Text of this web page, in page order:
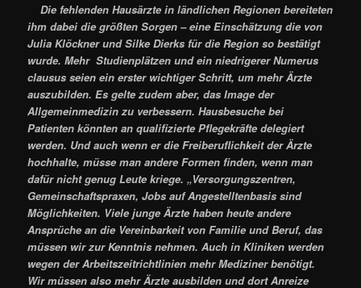
Die fehlenden Hausärzte in ländlichen Regionen bereiteten
ihm dabei die größten Sorgen – eine Einschätzung die von
Julia Klöckner und Silke Dierks für die Region so bestätigt
wurde. Mehr Studienplätzen und ein niedrigerer Numerus
clausus seien ein erster wichtiger Schritt, um mehr Ärzte
auszubilden. Es gelte zudem aber, das Image der
Allgemeinmedizin zu verbessern. Hausbesuche bei
Patienten könnten an qualifizierte Pflegekräfte delegiert
werden. Und auch wenn er die Freiberuflichkeit der Ärzte
hochhalte, müsse man andere Formen finden, wenn man
dafür nicht genug Leute kriege. „Versorgungszentren,
Gemeinschaftspraxen, Jobs auf Angestelltenbasis sind
Möglichkeiten. Viele junge Ärzte haben heute andere
Ansprüche an die Vereinbarkeit von Familie und Beruf, das
müssen wir zur Kenntnis nehmen. Auch in Kliniken werden
wegen der Arbeitszeitrichtlinien mehr Mediziner benötigt.
Wir müssen also mehr Ärzte ausbilden und dort Anreize